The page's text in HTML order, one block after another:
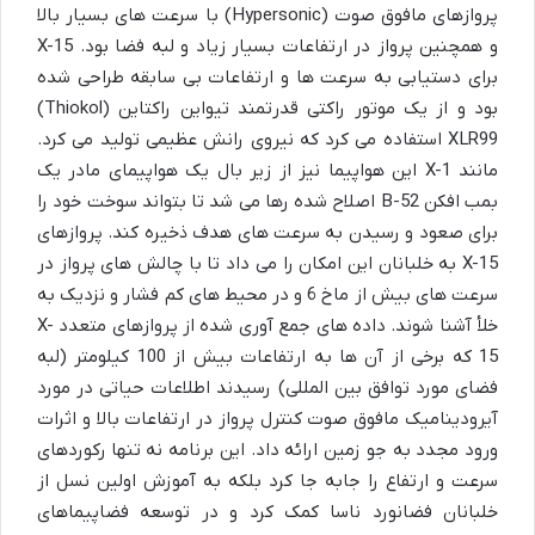
پروازهای مافوق صوت (Hypersonic) با سرعت های بسیار بالا
و همچنین پرواز در ارتفاعات بسیار زیاد و لبه فضا بود. X-15
برای دستیابی به سرعت ها و ارتفاعات بی سابقه طراحی شده
بود و از یک موتور راکتی قدرتمند تیواین راکتاین (Thiokol)
XLR99 استفاده می کرد که نیروی رانش عظیمی تولید می کرد.
مانند X-1 این هواپیما نیز از زیر بال یک هواپیمای مادر یک
بمب افکن B-52 اصلاح شده رها می شد تا بتواند سوخت خود را
برای صعود و رسیدن به سرعت های هدف ذخیره کند. پروازهای
X-15 به خلبانان این امکان را می داد تا با چالش های پرواز در
سرعت های بیش از ماخ 6 و در محیط های کم فشار و نزدیک به
خلأ آشنا شوند. داده های جمع آوری شده از پروازهای متعدد X-
15 که برخی از آن ها به ارتفاعات بیش از 100 کیلومتر (لبه
فضای مورد توافق بین المللی) رسیدند اطلاعات حیاتی در مورد
آیرودینامیک مافوق صوت کنترل پرواز در ارتفاعات بالا و اثرات
ورود مجدد به جو زمین ارائه داد. این برنامه نه تنها رکوردهای
سرعت و ارتفاع را جابه جا کرد بلکه به آموزش اولین نسل از
خلبانان فضانورد ناسا کمک کرد و در توسعه فضاپیماهای